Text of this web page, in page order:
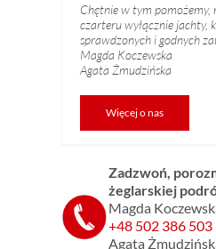
Chętnie w tym pomożemy,
czarteru wyłącznie jachty,
sprawdzonych i godnych
Magda Koczewska
Agata Żmudzińska
Więcej o nas
Zadzwoń,
żeglarskiej
Magda
+48 502 386 503
Agata